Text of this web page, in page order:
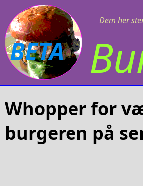
Dem her
BETA
Whopper for
burgeren på